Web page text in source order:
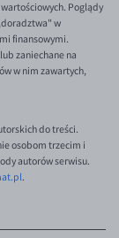
Poglądy
w
finansowymi.
zaniechane na
w nim zawartych,
do treści.
osobom trzecim i
autorów serwisu.
.